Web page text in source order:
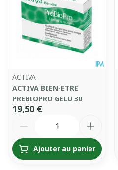
ACTIVA
ACTIVA BIEN-ETRE
PREBIOPRO GELU 30
19,50 €
Ajouter au panier